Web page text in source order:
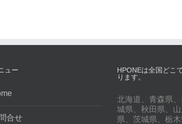
ュー
合せ
HPONEは全国どこ
ります。
北海道、青森県
城県、秋田県、
県、茨城県、栃